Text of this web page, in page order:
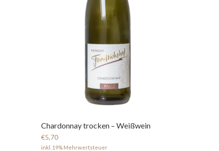
Chardonnay trocken – Weißwein
€5,70
inkl. 19% Mehrwertsteuer